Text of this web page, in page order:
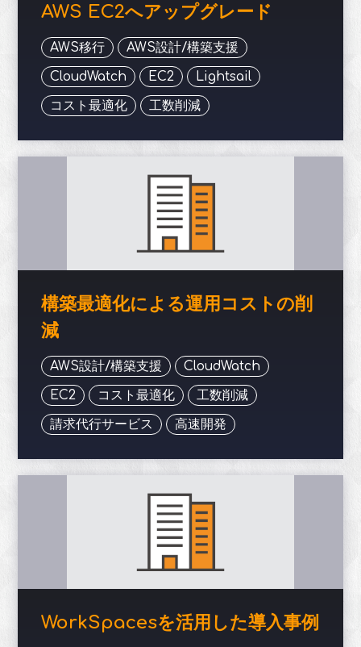
AWS EC2へアップグレード
AWS移行
AWS設計/構築支援
CloudWatch
EC2
Lightsail
コスト最適化
工数削減
構築最適化による運用コストの削
減
AWS設計/構築支援
CloudWatch
EC2
コスト最適化
工数削減
請求代行サービス
高速開発
WorkSpacesを活用した導入事例